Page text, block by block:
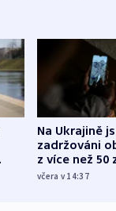
Na Ukrajině
zadržováni
z více než 50
Bojovali na
včera v 14:37